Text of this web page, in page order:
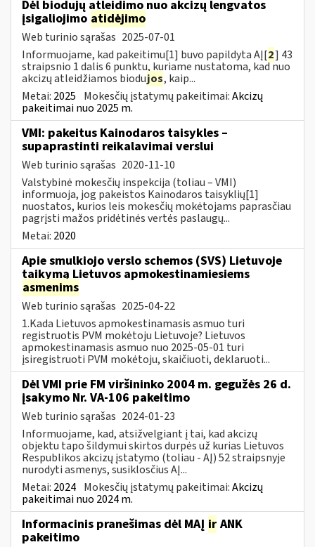
Dėl biodujų atleidimo nuo akcizų lengvatos
įsigaliojimo atidėjimo
Web turinio sąrašas 2025-07-01
Informuojame, kad pakeitimu[1] buvo papildyta AĮ[2] 43
straipsnio 1 dalis 6 punktu, kuriame nustatoma, kad nuo
akcizų atleidžiamos biodujos, kaip...
Metai: 2025 Mokesčių įstatymų pakeitimai:Akcizų
pakeitimai nuo 2025 m.
VMI: pakeitus Kainodaros taisykles –
supaprastinti reikalavimai verslui
Web turinio sąrašas 2020-11-10
Valstybinė mokesčių inspekcija (toliau – VMI)
informuoja, jog pakeistos Kainodaros taisyklių[1]
nuostatos, kurios leis mokesčių mokėtojams paprasčiau
pagrįsti mažos pridėtinės vertės paslaugų...
Metai: 2020
Apie smulkiojo verslo schemos (SVS) Lietuvoje
taikymą Lietuvos apmokestinamiesiems
asmenims
Web turinio sąrašas 2025-04-22
1.Kada Lietuvos apmokestinamasis asmuo turi
registruotis PVM mokėtoju Lietuvoje? Lietuvos
apmokestinamasis asmuo nuo 2025-05-01 turi
įsiregistruoti PVM mokėtoju, skaičiuoti, deklaruoti...
Dėl VMI prie FM viršininko 2004 m. gegužės 26 d.
įsakymo Nr. VA-106 pakeitimo
Web turinio sąrašas 2024-01-23
Informuojame, kad, atsižvelgiant į tai, kad akcizų
objektu tapo šildymui skirtos durpės už kurias Lietuvos
Respublikos akcizų įstatymo (toliau - AĮ) 52 straipsnyje
nurodyti asmenys, susiklosčius AĮ...
Metai: 2024 Mokesčių įstatymų pakeitimai:Akcizų
pakeitimai nuo 2024 m.
Informacinis pranešimas dėl MAĮ ir ANK
pakeitimo